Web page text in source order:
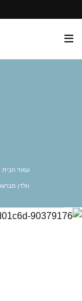
עמוד הבית
וולדן